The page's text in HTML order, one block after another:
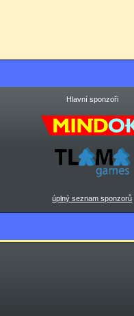
Hlavní sponzoři
úplný seznam sponzorů